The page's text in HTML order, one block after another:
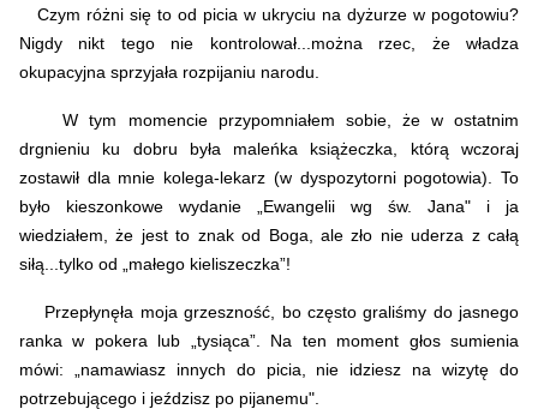
Czym różni się to od picia w ukryciu na dyżurze w pogotowiu?
Nigdy nikt tego nie kontrolował...można rzec, że władza
okupacyjna sprzyjała rozpijaniu narodu.
W tym momencie przypomniałem sobie, że w ostatnim
drgnieniu ku dobru była maleńka książeczka, którą wczoraj
zostawił dla mnie kolega-lekarz (w dyspozytorni pogotowia). To
było kieszonkowe wydanie „Ewangelii wg św. Jana" i ja
wiedziałem, że jest to znak od Boga, ale zło nie uderza z całą
siłą...tylko od „małego kieliszeczka”!
Przepłynęła moja grzeszność, bo często graliśmy do jasnego
ranka w pokera lub „tysiąca”. Na ten moment głos sumienia
mówi: „namawiasz innych do picia, nie idziesz na wizytę do
potrzebującego i jeździsz po pijanemu".